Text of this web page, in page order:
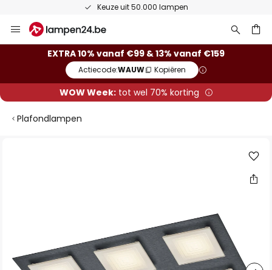
Keuze uit 50.000 lampen
naar
EXTRA 10% vanaf €99 & 13% vanaf €159
Actiecode:WAUW Kopiëren
WOW Week:tot wel 70% korting
Plafondlampen
gallerij